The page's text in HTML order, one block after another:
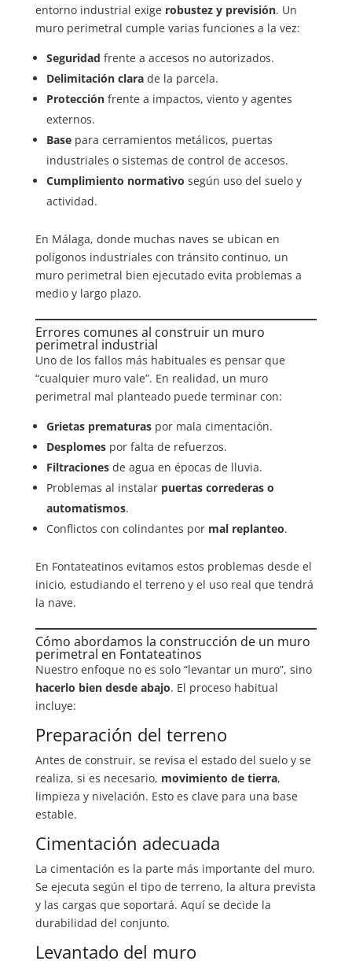
entorno industrial exige robustez y previsión. Un
muro perimetral cumple varias funciones a la vez:
Seguridad frente a accesos no autorizados.
Delimitación clarade la parcela.
Protecciónfrente a impactos, viento y agentes
externos.
Basepara cerramientos metálicos, puertas
industriales o sistemas de control de accesos.
Cumplimiento normativo según uso del suelo y
actividad.
En Málaga, donde muchas naves se ubican en
polígonos industriales con tránsito continuo, un
muro perimetral bien ejecutado evita problemas a
medio y largo plazo.
Errores comunes al construir un muro
perimetral industrial
Uno de los fallos más habituales es pensar que
“cualquier muro vale”. En realidad, un muro
perimetral mal planteado puede terminar con:
Grietas prematuraspor mala cimentación.
Desplomespor falta de refuerzos.
Filtracionesde agua en épocas de lluvia.
Problemas al instalar puertas correderas o
automatismos.
Conflictos con colindantes por mal replanteo.
En Fontateatinos evitamos estos problemas desde el
inicio, estudiando el terreno y el uso real que tendrá
la nave.
Cómo abordamos la construcción de un muro
perimetral en Fontateatinos
Nuestro enfoque no es solo “levantar un muro”, sino
hacerlo bien desde abajo. El proceso habitual
incluye:
Preparación del terreno
Antes de construir, se revisa el estado del suelo y se
realiza, si es necesario, movimiento de tierra,
limpieza y nivelación. Esto es clave para una base
estable.
Cimentación adecuada
La cimentación es la parte más importante del muro.
Se ejecuta según el tipo de terreno, la altura prevista
y las cargas que soportará. Aquí se decide la
durabilidad del conjunto.
Levantado del muro